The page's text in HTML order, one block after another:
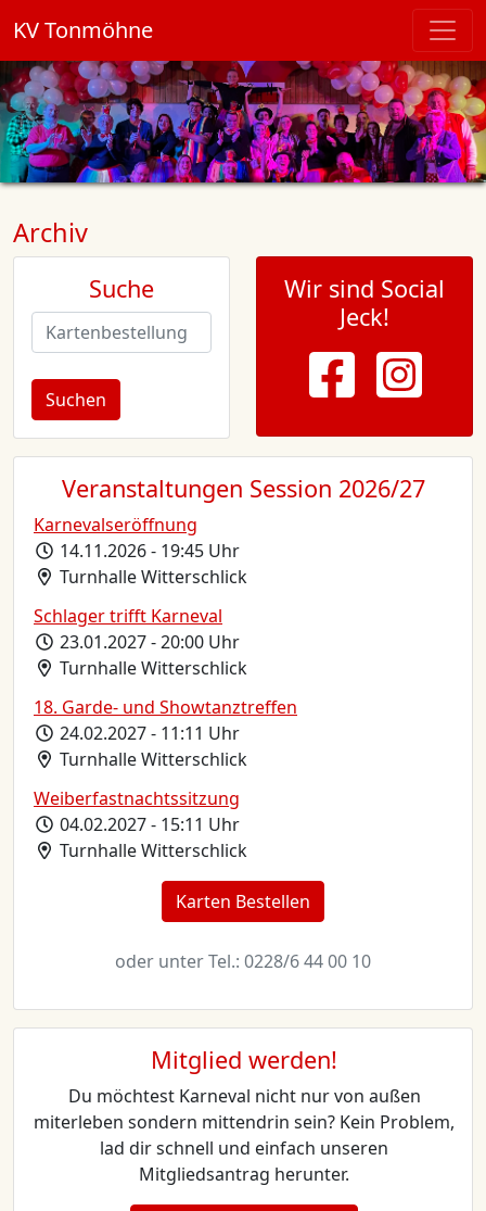
KV Tonmöhne
Archiv
Suche
Wir sind Social
Jeck!
Veranstaltungen Session 2026/27
Karnevalseröffnung
14.11.2026 - 19:45 Uhr
Turnhalle Witterschlick
Schlager trifft Karneval
23.01.2027 - 20:00 Uhr
Turnhalle Witterschlick
18. Garde- und Showtanztreffen
24.02.2027 - 11:11 Uhr
Turnhalle Witterschlick
Weiberfastnachtssitzung
04.02.2027 - 15:11 Uhr
Turnhalle Witterschlick
Karten Bestellen
oder unter Tel.: 0228/6 44 00 10
Mitglied werden!
Du möchtest Karneval nicht nur von außen
miterleben sondern mittendrin sein? Kein Problem,
lad dir schnell und einfach unseren
Mitgliedsantrag herunter.